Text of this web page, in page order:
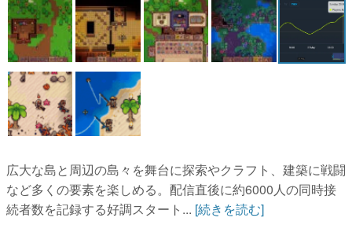
特集記事
マンガ
女性向け
アプリレビュー
電ファミニコゲーマーとは？
運営：株式会社マレ
広大な島と周辺の島々を舞台に探索やクラフト、建築に戦闘
など多くの要素を楽しめる。配信直後に約6000人の同時接
続者数を記録する好調スタート... [続きを読む]